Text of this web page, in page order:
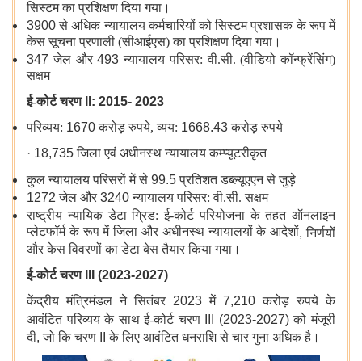
सिस्टम का प्रशिक्षण दिया गया।
3900से अधिक न्यायालय कर्मचारियों को सिस्टम प्रशासक के रूप में
केस सूचना प्रणाली (सीआईएस) का प्रशिक्षण दिया गया।
347जेल और493न्यायालय परिसर: वी.सी. (वीडियो कॉन्फ्रेंसिंग)
सक्षम
ई-कोर्ट चरण
II: 2015- 2023
परिव्यय: 1670करोड़ रुपये, व्यय: 1668.43करोड़ रुपये
· 18,735जिला एवं अधीनस्थ न्यायालय कम्प्यूटरीकृत
कुल न्यायालय परिसरों में से 99.5प्रतिशत डब्ल्यूएएन से जुड़े
1272जेल और 3240न्यायालय परिसर: वी.सी. सक्षम
राष्ट्रीय न्यायिक डेटा ग्रिड: ई-कोर्ट परियोजना के तहत ऑनलाइन
प्लेटफॉर्म के रूप में जिला और अधीनस्थ न्यायालयों के आदेशों,निर्णयों
और केस विवरणों का डेटा बेस तैयार किया गया।
ई-कोर्ट चरण
III (2023-2027)
केंद्रीय मंत्रिमंडल ने सितंबर 2023में7,210करोड़ रुपये के
आवंटित परिव्यय के साथ ई-कोर्ट चरण III (2023-2027)को मंजूरी
दी,जो कि चरण IIके लिए आवंटित धनराशि से चार गुना अधिक है।